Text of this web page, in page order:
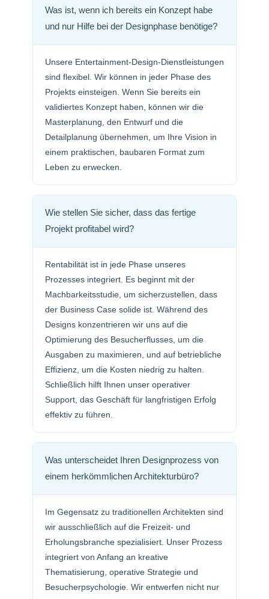
Was ist, wenn ich bereits ein Konzept habe
und nur Hilfe bei der Designphase benötige?
Unsere Entertainment-Design-Dienstleistungen
sind flexibel. Wir können in jeder Phase des
Projekts einsteigen. Wenn Sie bereits ein
validiertes Konzept haben, können wir die
Masterplanung, den Entwurf und die
Detailplanung übernehmen, um Ihre Vision in
einem praktischen, baubaren Format zum
Leben zu erwecken.
Wie stellen Sie sicher, dass das fertige
Projekt profitabel wird?
Rentabilität ist in jede Phase unseres
Prozesses integriert. Es beginnt mit der
Machbarkeitsstudie, um sicherzustellen, dass
der Business Case solide ist. Während des
Designs konzentrieren wir uns auf die
Optimierung des Besucherflusses, um die
Ausgaben zu maximieren, und auf betriebliche
Effizienz, um die Kosten niedrig zu halten.
Schließlich hilft Ihnen unser operativer
Support, das Geschäft für langfristigen Erfolg
effektiv zu führen.
Was unterscheidet Ihren Designprozess von
einem herkömmlichen Architekturbüro?
Im Gegensatz zu traditionellen Architekten sind
wir ausschließlich auf die Freizeit- und
Erholungsbranche spezialisiert. Unser Prozess
integriert von Anfang an kreative
Thematisierung, operative Strategie und
Besucherpsychologie. Wir entwerfen nicht nur